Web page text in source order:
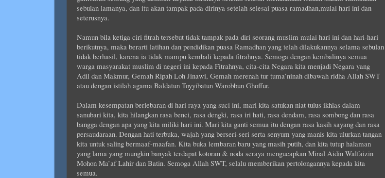
sebulan lamanya, dan itu akan tampak pada dirinya setelah selesai puasa ramadhan,mulai hari ini dan
seterusnya.
Namun bila ketiga ciri fitrah tersebut tidak tampak pada diri seorang muslim mulai hari ini dan hari-hari
berikutnya, maka berarti latihan dan pendidikan puasa Ramadhan yang telah dilakukannya selama sebulan
tidak berhasil, karena ia tidak mampu kembali kepada fitrahnya. Semoga dengan kembalinya semua
warga masyarakat muslim di negeri ini kepada Fitrahnya, cita-cita Negara kita menjadi Negara yang
Adil dan Makmur, Gemah Ripah Loh Jinawi, Gemah merenah tur tuma’ninah dibawah ridha Allah SWT
atau dengan istilah agama Baldatun Toyyibatun Warobbun Ghoffur.
Dalam kesempatan berlebaran di hari raya yang suci ini, mari kita satukan niat tulus ikhlas dalam
sanubari kita, kita hilangkan rasa benci, rasa dengki, rasa iri hati, rasa dendam, rasa sombong dan rasa
bangga dengan apa yang kita miliki hari ini. Mari kita ganti semua itu dengan rasa kasih sayang dan rasa
persaudaraan. Dengan hati terbuka, wajah yang berseri-seri serta senyum yang manis kita ulurkan tangan
kita untuk saling bermaaf-maafan. Kita buka lembaran baru yang masih putih, dan kita tutup halaman
yang lama yang mungkin banyak terdapat kotoran & noda seraya mengucapkan Minal Aidin Walfaizin
Mohon Ma’af Lahir dan Batin. Semoga Allah SWT, selalu memberikan pertolongannya kepada kita
semua.